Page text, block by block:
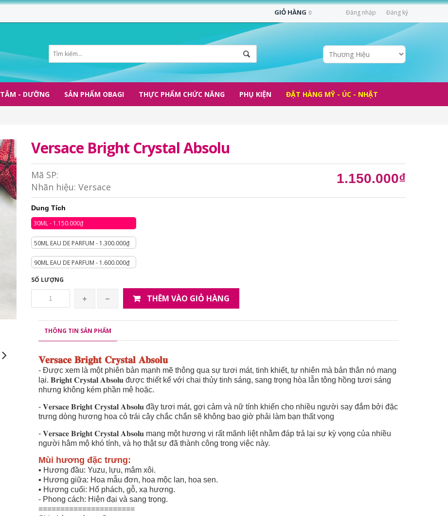
Đăng nhập Đăng ký
GIỎ HÀNG 0
TẮM - DƯỠNG SẢN PHẨM OBAGI THỰC PHẨM CHỨC NĂNG PHỤ KIỆN ĐẶT HÀNG MỸ - ÚC - NHẬT
Versace Bright Crystal Absolu
Mã SP:
Nhãn hiệu: Versace
1.150.000₫
Dung Tích
30ML - 1.150.000₫
50ML EAU DE PARFUM - 1.300.000₫
90ML EAU DE PARFUM - 1.600.000₫
SỐ LƯỢNG
THÊM VÀO GIỎ HÀNG
THÔNG TIN SẢN PHẨM
𝐕𝐞𝐫𝐬𝐚𝐜𝐞 𝐁𝐫𝐢𝐠𝐡𝐭 𝐂𝐫𝐲𝐬𝐭𝐚𝐥 𝐀𝐛𝐬𝐨𝐥𝐮
- Được xem là một phiên bản mạnh mẽ thông qua sự tươi mát, tinh khiết, tự nhiên mà bản thân nó mang
lại. 𝐁𝐫𝐢𝐠𝐡𝐭 𝐂𝐫𝐲𝐬𝐭𝐚𝐥 𝐀𝐛𝐬𝐨𝐥𝐮 được thiết kế với chai thủy tinh sáng, sang trọng hòa lẫn tông hồng tươi sáng
nhưng không kém phần mê hoặc.
- 𝐕𝐞𝐫𝐬𝐚𝐜𝐞 𝐁𝐫𝐢𝐠𝐡𝐭 𝐂𝐫𝐲𝐬𝐭𝐚𝐥 𝐀𝐛𝐬𝐨𝐥𝐮 đầy tươi mát, gợi cảm và nữ tính khiến cho nhiều người say đắm bởi đặc
trưng dòng hương hoa cỏ trái cây chắc chắn sẽ không bao giờ phải làm bạn thất vọng
- 𝐕𝐞𝐫𝐬𝐚𝐜𝐞 𝐁𝐫𝐢𝐠𝐡𝐭 𝐂𝐫𝐲𝐬𝐭𝐚𝐥 𝐀𝐛𝐬𝐨𝐥𝐮 mang một hương vị rất mãnh liệt nhằm đáp trả lại sự kỳ vọng của nhiều
người hâm mộ khó tính, và họ thật sự đã thành công trong việc này.
Mùi hương đặc trưng:
▪️ Hương đầu: Yuzu, lựu, mâm xôi.
▪️ Hương giữa: Hoa mẫu đơn, hoa mộc lan, hoa sen.
▪️ Hương cuối: Hổ phách, gỗ, xạ hương.
- Phong cách: Hiện đại và sang trọng.
======================